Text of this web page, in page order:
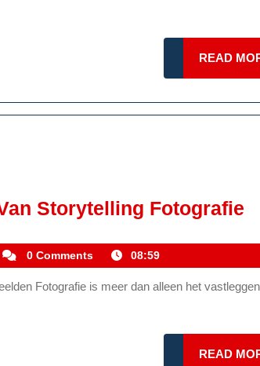
Beste
READ
Storytelling Fotografie
kemmelhistoric
0 Comments 08:59
READ